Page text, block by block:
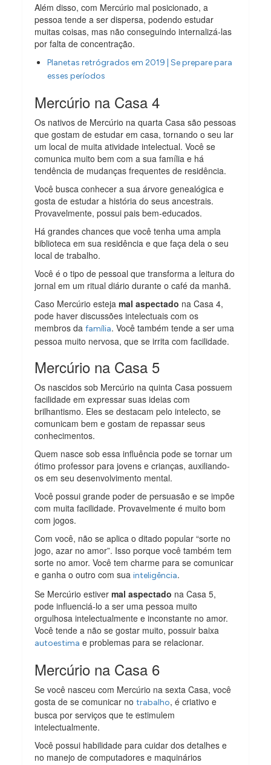
Além disso, com Mercúrio mal posicionado, a
pessoa tende a ser dispersa, podendo estudar
muitas coisas, mas não conseguindo internalizá-las
por falta de concentração.
Planetas retrógrados em 2019 | Se prepare para
esses períodos
Mercúrio na Casa 4
Os nativos de Mercúrio na quarta Casa são pessoas
que gostam de estudar em casa, tornando o seu lar
um local de muita atividade intelectual. Você se
comunica muito bem com a sua família e há
tendência de mudanças frequentes de residência.
Você busca conhecer a sua árvore genealógica e
gosta de estudar a história do seus ancestrais.
Provavelmente, possui pais bem-educados.
Há grandes chances que você tenha uma ampla
biblioteca em sua residência e que faça dela o seu
local de trabalho.
Você é o tipo de pessoal que transforma a leitura do
jornal em um ritual diário durante o café da manhã.
Caso Mercúrio esteja mal aspectado na Casa 4,
pode haver discussões intelectuais com os
membros dafamília. Você também tende a ser uma
pessoa muito nervosa, que se irrita com facilidade.
Mercúrio na Casa 5
Os nascidos sob Mercúrio na quinta Casa possuem
facilidade em expressar suas ideias com
brilhantismo. Eles se destacam pelo intelecto, se
comunicam bem e gostam de repassar seus
conhecimentos.
Quem nasce sob essa influência pode se tornar um
ótimo professor para jovens e crianças, auxiliando-
os em seu desenvolvimento mental.
Você possui grande poder de persuasão e se impõe
com muita facilidade. Provavelmente é muito bom
com jogos.
Com você, não se aplica o ditado popular “sorte no
jogo, azar no amor”. Isso porque você também tem
sorte no amor. Você tem charme para se comunicar
e ganha o outro com suainteligência.
Se Mercúrio estivermal aspectado na Casa 5,
pode influenciá-lo a ser uma pessoa muito
orgulhosa intelectualmente e inconstante no amor.
Você tende a não se gostar muito, possuir baixa
autoestima e problemas para se relacionar.
Mercúrio na Casa 6
Se você nasceu com Mercúrio na sexta Casa, você
gosta de se comunicar notrabalho, é criativo e
busca por serviços que te estimulem
intelectualmente.
Você possui habilidade para cuidar dos detalhes e
no manejo de computadores e maquinários